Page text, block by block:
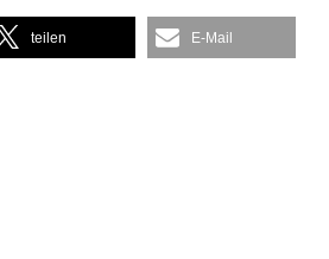
teilen E-Mail